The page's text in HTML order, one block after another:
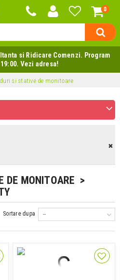
0
si Ridicare Comenzi. Program
Vezi adresa!
si stative de monitoare
DE MONITOARE >
Sortare dupa --